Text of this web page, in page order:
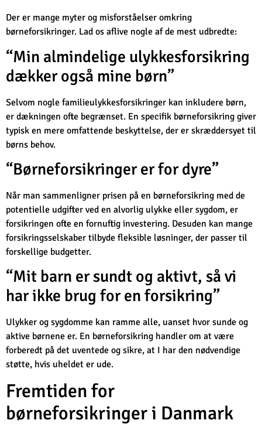
Der er mange myter og misforståelser omkring
børneforsikringer. Lad os aflive nogle af de mest udbredte:
“Min almindelige ulykkesforsikring
dækker også mine børn”
Selvom nogle familieulykkesforsikringer kan inkludere børn,
er dækningen ofte begrænset. En specifik børneforsikring giver
typisk en mere omfattende beskyttelse, der er skræddersyet til
børns behov.
“Børneforsikringer er for dyre”
Når man sammenligner prisen på en børneforsikring med de
potentielle udgifter ved en alvorlig ulykke eller sygdom, er
forsikringen ofte en fornuftig investering. Desuden kan mange
forsikringsselskaber tilbyde fleksible løsninger, der passer til
forskellige budgetter.
“Mit barn er sundt og aktivt, så vi
har ikke brug for en forsikring”
Ulykker og sygdomme kan ramme alle, uanset hvor sunde og
aktive børnene er. En børneforsikring handler om at være
forberedt på det uventede og sikre, at I har den nødvendige
støtte, hvis uheldet er ude.
Fremtiden for
børneforsikringer i Danmark